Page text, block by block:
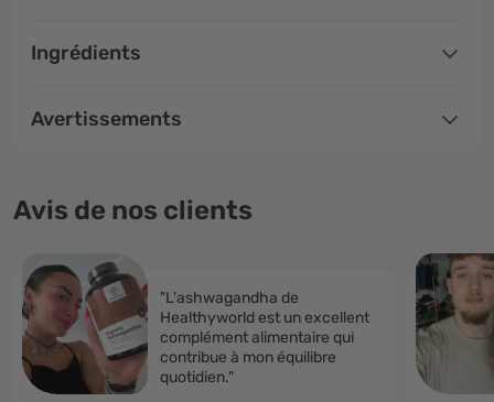
Ingrédients
Avertissements
Avis de nos clients
"L'ashwagandha de
Healthyworld est un excellent
complément alimentaire qui
contribue à mon équilibre
quotidien."